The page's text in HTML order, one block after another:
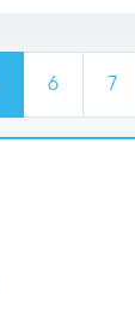
6 7